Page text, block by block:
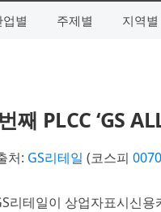
별 주제별 지역별
째 PLCC ‘GS
처: GS리테일 (코스피
리테일이 상업자표시신